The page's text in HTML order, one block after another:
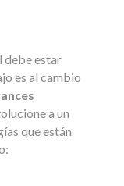
debe estar
es al cambio
a un
que están